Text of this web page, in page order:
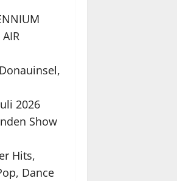
2026
Show
Hits,
Dance